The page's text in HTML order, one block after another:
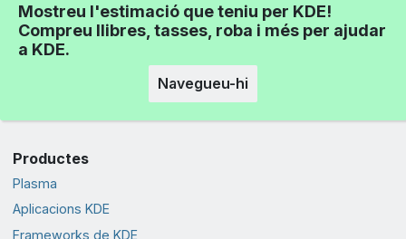
Mostreu l'estimació que teniu per KDE!
Compreu llibres, tasses, roba i més per ajudar
a KDE.
Navegueu-hi
Productes
Plasma
Aplicacions KDE
Frameworks de KDE